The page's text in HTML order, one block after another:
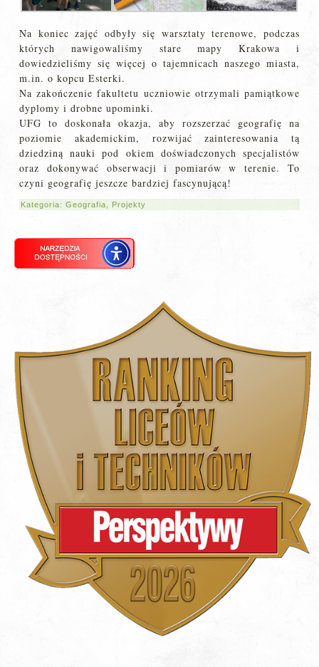
Na koniec zajęć odbyły się warsztaty terenowe, podczas
których nawigowaliśmy stare mapy Krakowa i
dowiedzieliśmy się więcej o tajemnicach naszego miasta,
m.in. o kopcu Esterki.
Na zakończenie fakultetu uczniowie otrzymali pamiątkowe
dyplomy i drobne upominki.
UFG to doskonała okazja, aby rozszerzać geografię na
poziomie akademickim, rozwijać zainteresowania tą
dziedziną nauki pod okiem doświadczonych specjalistów
oraz dokonywać obserwacji i pomiarów w terenie. To
czyni geografię jeszcze bardziej fascynującą!
Kategoria:Geografia Projekty